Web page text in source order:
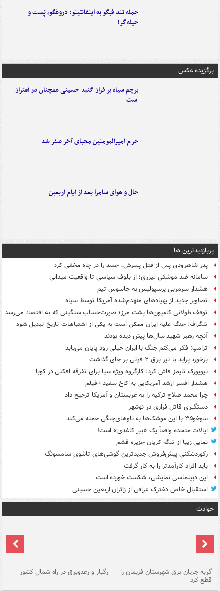
حمله تند فیگو به اینفانتینو: دروغگو، پَست‌ و
حیله‌گر!
برگزیده عکس
پرچم سیاه بر فراز گنبد حسینی همچنان در اهتزاز
است
حرم امیرالمومنین محیای آخر صفر شد
حال و هوای سامرا بعد از ایام اربعین
پربازدیدترین ها
پدر شاهرودی پس از قتل پسرش، جسد را در چاه مخفی کرد
سامانه ضد موشکی لیزری؛ از بلوف سیاسی تا واقعیت میدانی
هشدار سرمربی پرسپولیس به جاسوس تیم
تصاویر جدید از پهپادهای منهدم‌شده آمریکا توسط سپاه
توقف طولانی کامیون‌ها پشت مرز؛ صورت‌حساب سنگینی که به اقتصاد می‌رسد
تلگراف: جنگ علیه ایران ممکن است به یکی از اشتباهات تاریخ تبدیل شود
آنچه رهبر شهید سال‌ها پیش دیده بودند
ترامپ: فکر می‌کنم جنگ با ایران خیلی زود پایان می‌یابد
برخورد پراید با تیر برق ۲ فوتی بر جای گذاشت
نیویورک تایمز فاش کرد: کارگروه ویژه سیا برای تفرقه افکنی در کوبا
هشدار افسر ارشد آمریکایی به کاخ سفید +فیلم
چرا محمد صلاح ترکیه را به عربستان و آمریکا ترجیح داد
دستگیری قاتل فراری در نوشهر
سوخو۳۵ با این موشک‌ها به ناوهای‌جنگی حمله می‌کند
ایالات متحده واقعاً یک «ببر کاغذی» است!
نمایی زیبا از تنگه کریان جزیره قشم
رکوردشکنی پیش‌فروش جدیدترین گوشی‌های تاشوی سامسونگ
باید افراد کارآمدتر را به کار گرفت
این دیپلماسی نمایشی، شکست خورده است
استقبال خاص دخترک عراقی از زائران اربعین حسینی
حوادث
گربه جریان برق شهرستان فریمان را
قطع کرد
رگبار و رعدوبرق در راه شمال کشور